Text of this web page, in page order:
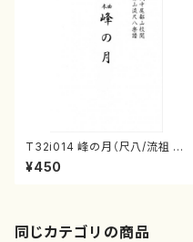
T32i014 峰の月（尺八/流祖 中
尾都山/楽譜）都山流公刊楽譜曲
番：13.2
¥450
同じカテゴリの商品